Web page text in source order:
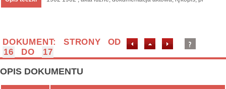
DOKUMENT: STRONY OD
16
DO 17
OPIS DOKUMENTU